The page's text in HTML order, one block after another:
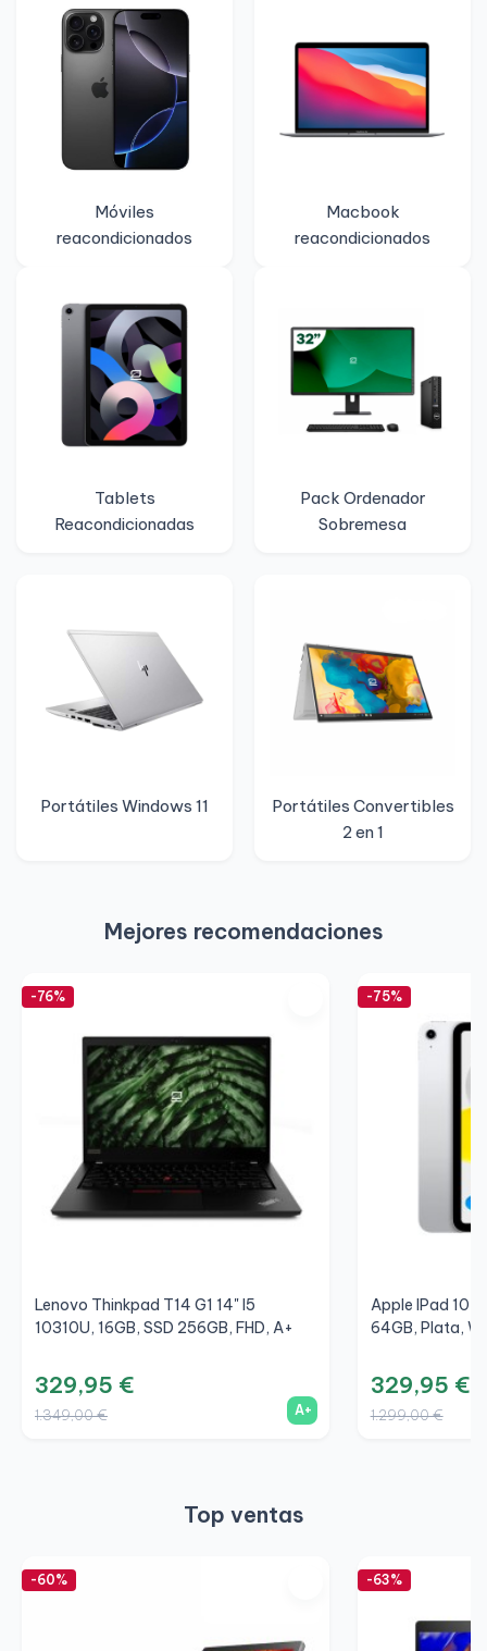
Móviles
reacondicionados
Macbook
reacondicionados
Tablets
Reacondicionadas
Pack Ordenador
Sobremesa
Portátiles Windows 11
Portátiles Convertibles
2 en 1
Mejores recomendaciones
-76%
Lenovo Thinkpad T14 G1 14" I5
10310U, 16GB, SSD 256GB, FHD, A+
329,95 €
1.349,00 € A+
-75%
Apple IPad
64GB, Plata,
329,95 €
1.299,00 €
Top ventas
-60% -63%